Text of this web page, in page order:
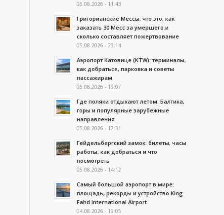
06.08.2026 - 11:43
Григорианские Мессы: что это, как
заказать 30 Месс за умершего и
сколько составляет пожертвование
05.08.2026 - 23:14
Аэропорт Катовице (KTW): терминалы,
как добраться, парковка и советы
пассажирам
05.08.2026 - 19:07
Где поляки отдыхают летом: Балтика,
горы и популярные зарубежные
направления
05.08.2026 - 17:31
Гейдельбергский замок: билеты, часы
работы, как добраться и что
посмотреть
05.08.2026 - 14:12
Самый большой аэропорт в мире:
площадь, рекорды и устройство King
Fahd International Airport
04.08.2026 - 19:05